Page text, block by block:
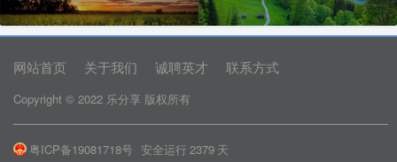
网站首页 关于我们 诚聘英才 联系方式
Copyright © 2022 乐分享 版权所有
粤ICP备19081718号 安全运行 2379 天